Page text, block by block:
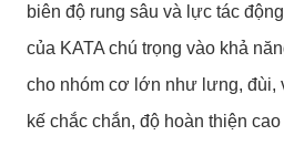
biên độ rung sâu và lực tác
của KATA chú trọng vào khả
cho nhóm cơ lớn như lưng, đùi,
kế chắc chắn, độ hoàn thiện